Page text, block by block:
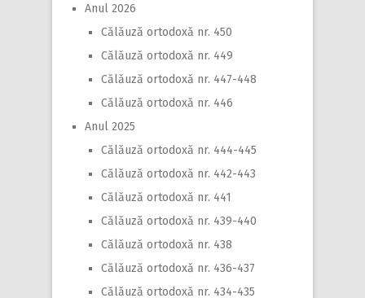
Anul 2026
Călăuză ortodoxă nr. 450
Călăuză ortodoxă nr. 449
Călăuză ortodoxă nr. 447-448
Călăuză ortodoxă nr. 446
Anul 2025
Călăuză ortodoxă nr. 444-445
Călăuză ortodoxă nr. 442-443
Călăuză ortodoxă nr. 441
Călăuză ortodoxă nr. 439-440
Călăuză ortodoxă nr. 438
Călăuză ortodoxă nr. 436-437
Călăuză ortodoxă nr. 434-435